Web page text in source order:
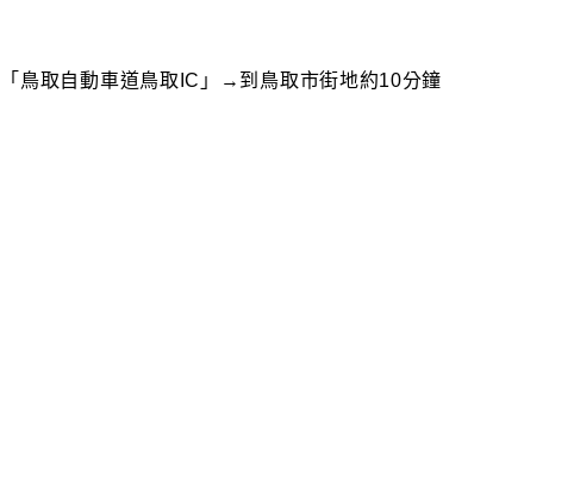
鳥取自動車道鳥取IC」→到鳥取市街地約10分鐘